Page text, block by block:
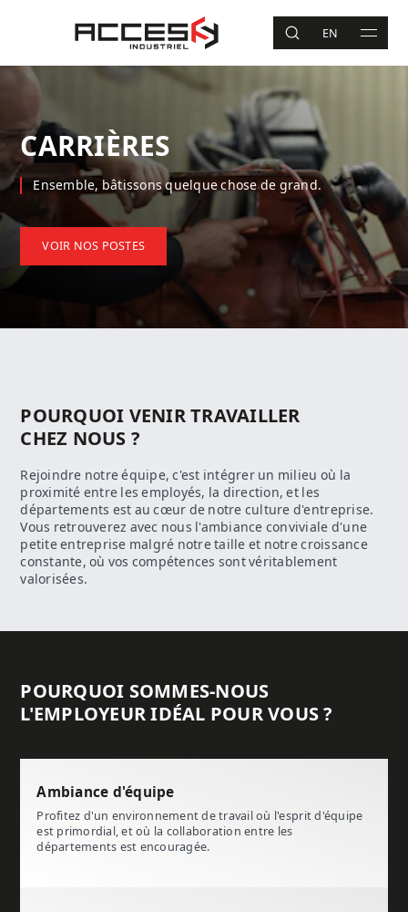
Accès Industriel
RECHERCHE
EN MAIN
Recherche
CARRIÈRES
Ensemble, bâtissons quelque chose de grand.
VOIR NOS POSTES
POURQUOI VENIR TRAVAILLER
CHEZ NOUS ?
Rejoindre notre équipe, c'est intégrer un milieu où la
proximité entre les employés, la direction, et les
départements est au cœur de notre culture d'entreprise.
Vous retrouverez avec nous l'ambiance conviviale d'une
petite entreprise malgré notre taille et notre croissance
constante, où vos compétences sont véritablement
valorisées.
POURQUOI SOMMES-NOUS
L'EMPLOYEUR IDÉAL POUR VOUS ?
Ambiance d'équipe
Profitez d'un environnement de travail où l'esprit d'équipe
est primordial, et où la collaboration entre les
départements est encouragée.